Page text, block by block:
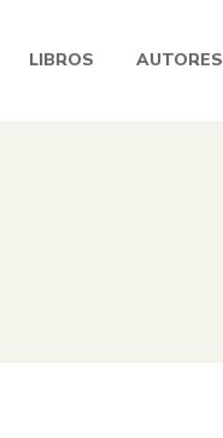
LIBROS AUTORES